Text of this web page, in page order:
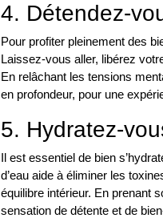
4. Détendez-
Pour profiter pleinement des
Laissez-vous aller, libérez
En relâchant les tensions
en profondeur, pour une
5. Hydratez-
Il est essentiel de bien
d’eau aide à éliminer les
équilibre intérieur. En prenant
sensation de détente et de